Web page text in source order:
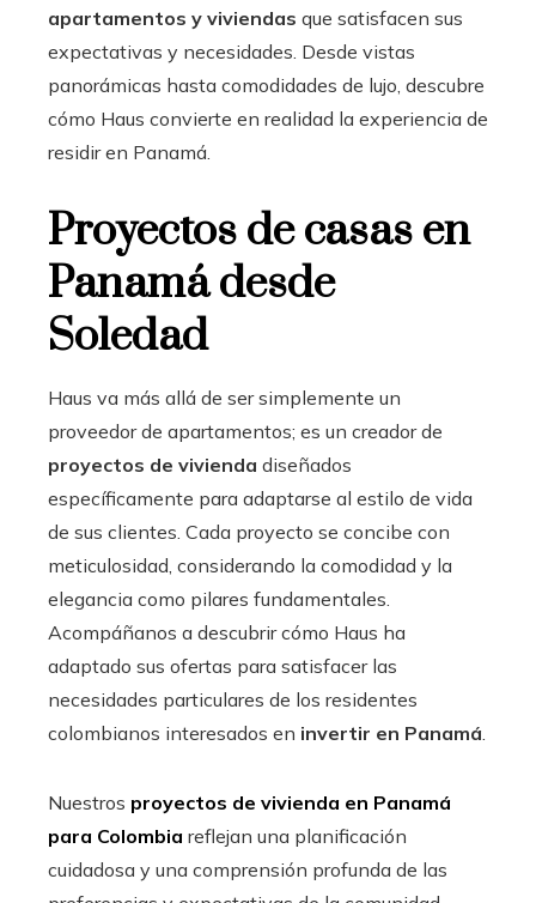
apartamentos y viviendas que satisfacen sus
expectativas y necesidades. Desde vistas
panorámicas hasta comodidades de lujo, descubre
cómo Haus convierte en realidad la experiencia de
residir en Panamá.
Proyectos de casas en
Panamá desde
Soledad
Haus va más allá de ser simplemente un
proveedor de apartamentos; es un creador de
proyectos de vivienda diseñados
específicamente para adaptarse al estilo de vida
de sus clientes. Cada proyecto se concibe con
meticulosidad, considerando la comodidad y la
elegancia como pilares fundamentales.
Acompáñanos a descubrir cómo Haus ha
adaptado sus ofertas para satisfacer las
necesidades particulares de los residentes
colombianos interesados en invertir en Panamá
Nuestros proyectos de vivienda en Panamá
para Colombia reflejan una planificación
cuidadosa y una comprensión profunda de las